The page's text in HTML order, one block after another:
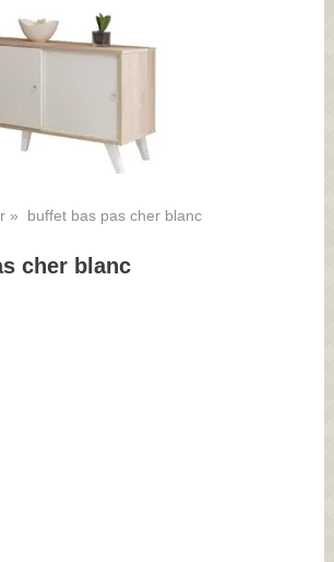
» buffet bas pas cher blanc
cher blanc